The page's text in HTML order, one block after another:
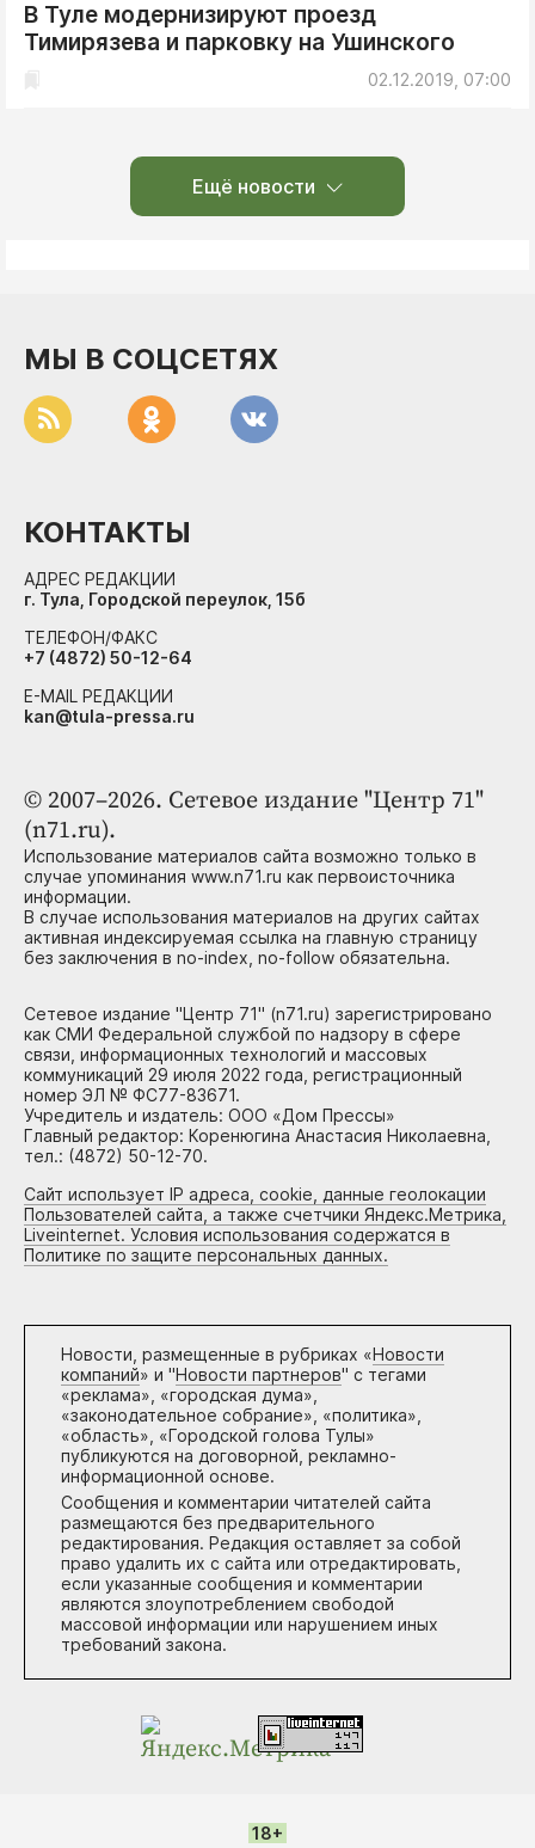
В Туле модернизируют проезд
Тимирязева и парковку на Ушинского
02.12.2019, 07:00
Ещё новости
© 2007–2026. Сетевое издание "Центр 71"
(n71.ru).
Использование материалов сайта возможно только в
случае упоминания www.n71.ru как первоисточника
информации.
В случае использования материалов на других сайтах
активная индексируемая ссылка на главную страницу
без заключения в no-index, no-follow обязательна.
Сетевое издание "Центр 71" (n71.ru) зарегистрировано
как СМИ Федеральной службой по надзору в сфере
связи, информационных технологий и массовых
коммуникаций 29 июля 2022 года, регистрационный
номер ЭЛ № ФС77-83671.
Учредитель и издатель: ООО «Дом Прессы»
Главный редактор: Коренюгина Анастасия Николаевна,
тел.: (4872) 50-12-70.
Сайт использует IP адреса, cookie, данные геолокации
Пользователей сайта, а также счетчики Яндекс.Метрика,
Liveinternet. Условия использования содержатся в
Политике по защите персональных данных.
Новости, размещенные в рубриках «Новости
компаний» и "Новости партнеров" с тегами
«реклама», «городская дума»,
«законодательное собрание», «политика»,
«область», «Городской голова Тулы»
публикуются на договорной, рекламно-
информационной основе.
Сообщения и комментарии читателей сайта
размещаются без предварительного
редактирования. Редакция оставляет за собой
право удалить их с сайта или отредактировать,
если указанные сообщения и комментарии
являются злоупотреблением свободой
массовой информации или нарушением иных
требований закона.
МЫ В СОЦСЕТЯХ
КОНТАКТЫ
АДРЕС РЕДАКЦИИ
г. Тула, Городской переулок, 15б
ТЕЛЕФОН/ФАКС
+7 (4872) 50-12-64
E-MAIL РЕДАКЦИИ
kan@tula-pressa.ru
18+